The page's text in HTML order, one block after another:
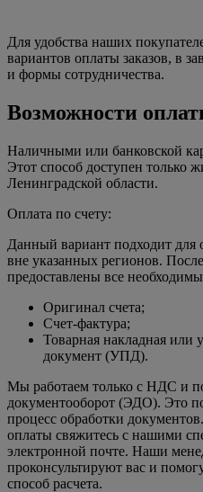
Для удобства наших
вариантов оплаты заказов, в
и формы сотрудничества.
Возможности
Наличными или банковской
Этот способ доступен только
Ленинградской области.
Оплата по счету:
Данный вариант подходит для
вне указанных регионов.
предоставлены все
Оригинал счета;
Счет-фактура;
Товарная накладная или
документ (УПД).
Мы работаем только с НДС и
документооборот (ЭДО). Это
процесс обработки
оплаты свяжитесь с нашими
электронной почте. Наши
проконсультируют вас и
способ расчета.